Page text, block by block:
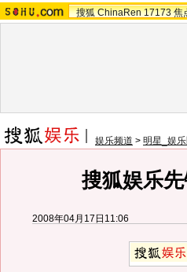
搜狐 ChinaRen 17173 焦
娱乐频道 > 明星_娱乐
搜狐娱乐
2008年04月17日11:06